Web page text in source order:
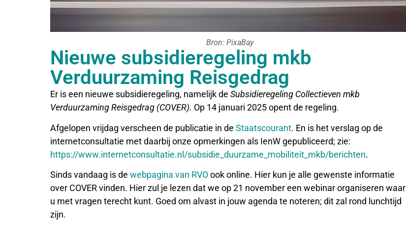
Bron: PixaBay
Nieuwe subsidieregeling mkb
Verduurzaming Reisgedrag
Er is een nieuwe subsidieregeling, namelijk de Subsidieregeling Collectieven mkb
Verduurzaming Reisgedrag (COVER). Op 14 januari 2025 opent de regeling.
Afgelopen vrijdag verscheen de publicatie in de Staatscourant. En is het verslag op de
internetconsultatie met daarbij onze opmerkingen als IenW gepubliceerd; zie:
https://www.internetconsultatie.nl/subsidie_duurzame_mobiliteit_mkb/berichten.
Sinds vandaag is de webpagina van RVOook online. Hier kun je alle gewenste informatie
over COVER vinden. Hier zul je lezen dat we op 21 november een webinar organiseren waar
u met vragen terecht kunt. Goed om alvast in jouw agenda te noteren; dit zal rond lunchtijd
zijn.